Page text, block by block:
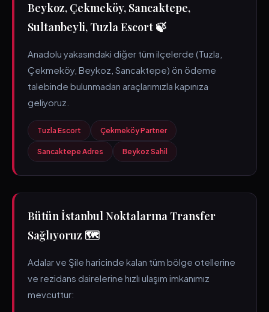
Beykoz, Çekmeköy, Sancaktepe,
Sultanbeyli, Tuzla Escort 🍃
Anadolu yakasındaki diğer tüm ilçelerde (Tuzla,
Çekmeköy, Beykoz, Sancaktepe) ön ödeme
talebinde bulunmadan araçlarımızla kapınıza
geliyoruz.
Tuzla Escort Çekmeköy Partner
Sancaktepe Adres Beykoz Sahil
Bütün İstanbul Noktalarına Transfer
Sağlıyoruz 🗺️
Adalar ve Şile haricinde kalan tüm bölge otellerine
ve rezidans dairelerine hızlı ulaşım imkanımız
mevcuttur: